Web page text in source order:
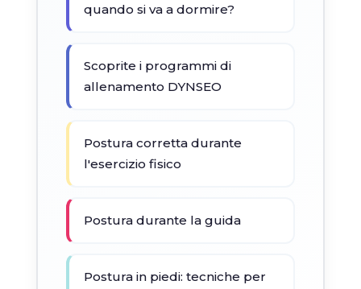
quando si va a dormire?
Scoprite i programmi di
allenamento DYNSEO
Postura corretta durante
l'esercizio fisico
Postura durante la guida
Postura in piedi: tecniche per